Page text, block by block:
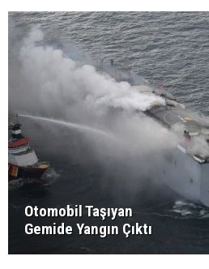
Otomobil Taşıyan
Gemide Yangın Çıktı